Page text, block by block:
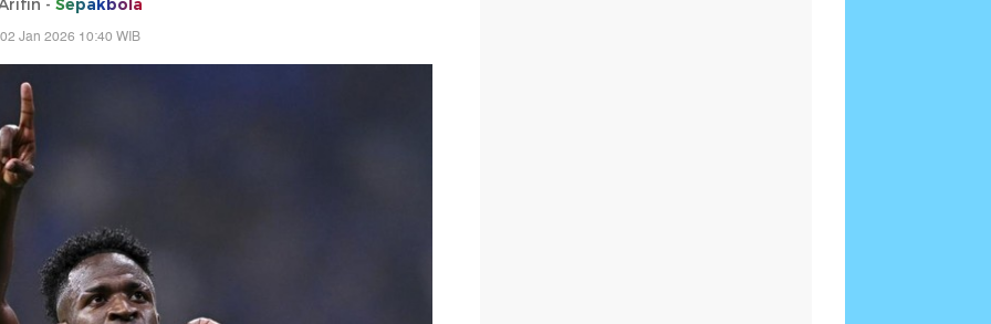
- Sepakbola
Jan 2026 10:40 WIB